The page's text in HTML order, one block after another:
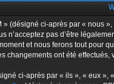
» (désigné ci-après par « nous
n’acceptez pas d’être
et nous ferons tout pour
changements ont été
ci-après par « ils », « eux